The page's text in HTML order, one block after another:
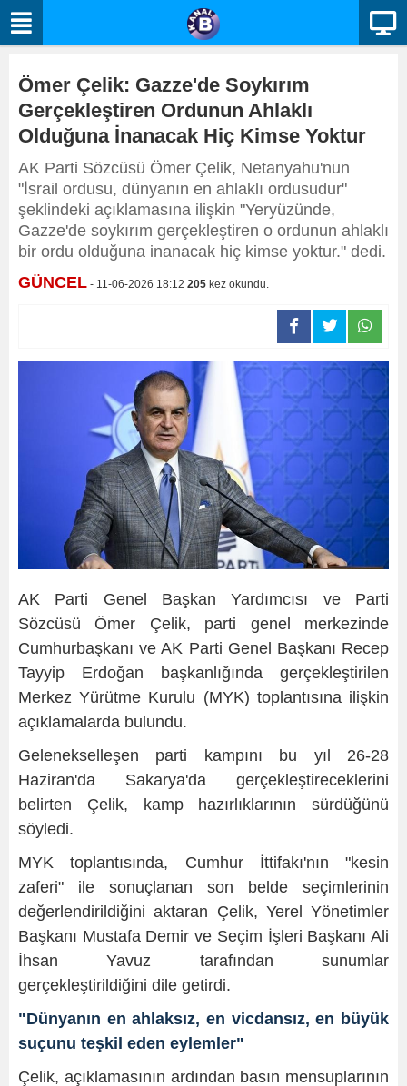
Ömer Çelik: Gazze'de Soykırım
Gerçekleştiren Ordunun Ahlaklı
Olduğuna İnanacak Hiç Kimse Yoktur
AK Parti Sözcüsü Ömer Çelik, Netanyahu'nun
"İsrail ordusu, dünyanın en ahlaklı ordusudur"
şeklindeki açıklamasına ilişkin "Yeryüzünde,
Gazze'de soykırım gerçekleştiren o ordunun ahlaklı
bir ordu olduğuna inanacak hiç kimse yoktur." dedi.
GÜNCEL - 11-06-2026 18:12 205 kez okundu.
AK Parti Genel Başkan Yardımcısı ve Parti
Sözcüsü Ömer Çelik, parti genel merkezinde
Cumhurbaşkanı ve AK Parti Genel Başkanı Recep
Tayyip Erdoğan başkanlığında gerçekleştirilen
Merkez Yürütme Kurulu (MYK) toplantısına ilişkin
açıklamalarda bulundu.
Gelenekselleşen parti kampını bu yıl 26-28
Haziran'da Sakarya'da gerçekleştireceklerini
belirten Çelik, kamp hazırlıklarının sürdüğünü
söyledi.
MYK toplantısında, Cumhur İttifakı'nın "kesin
zaferi" ile sonuçlanan son belde seçimlerinin
değerlendirildiğini aktaran Çelik, Yerel Yönetimler
Başkanı Mustafa Demir ve Seçim İşleri Başkanı Ali
İhsan Yavuz tarafından sunumlar
gerçekleştirildiğini dile getirdi.
"Dünyanın en ahlaksız, en vicdansız, en büyük
suçunu teşkil eden eylemler"
Çelik, açıklamasının ardından basın mensuplarının